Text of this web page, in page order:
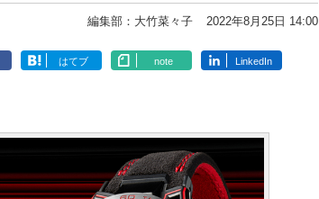
編集部：大竹菜々子 2022年8月25日 14:00
はてブ note LinkedIn